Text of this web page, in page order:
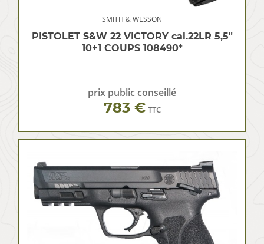
SMITH & WESSON
PISTOLET S&W 22 VICTORY cal.22LR 5,5″
10+1 COUPS 108490*
prix public conseillé
783 € TTC